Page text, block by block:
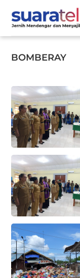
content
BOMBERAY